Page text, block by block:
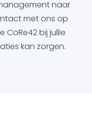
naar
met ons op
CoRe42 bij jullie
kan zorgen.